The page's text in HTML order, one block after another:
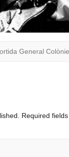
General
Required